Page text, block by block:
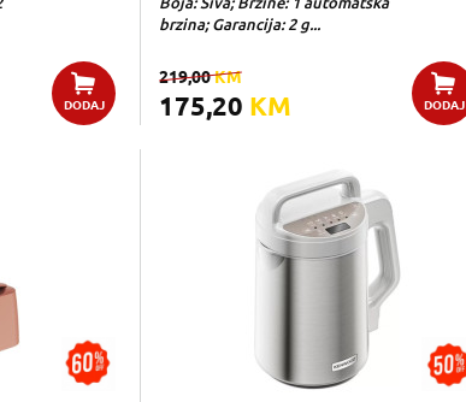
DODAJ
brzina; Garancija: 2 g...
175,20 KM
219,00KM
DODAJ